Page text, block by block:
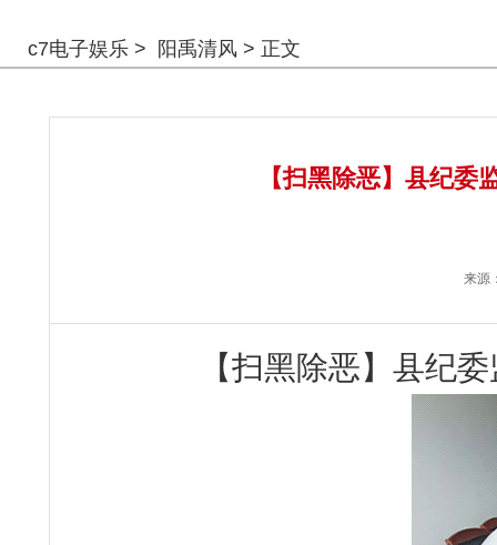
c7电子娱乐 > 阳禹清风 > 正文
【扫黑除恶】县纪
来源
【扫黑除恶】县纪